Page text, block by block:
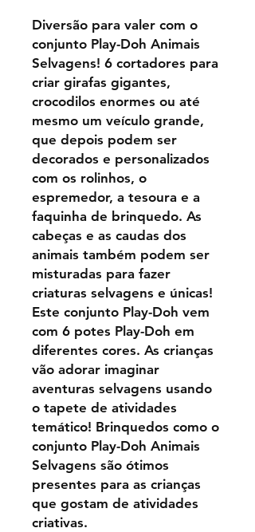
Diversão para valer com o
conjunto Play-Doh Animais
Selvagens! 6 cortadores para
criar girafas gigantes,
crocodilos enormes ou até
mesmo um veículo grande,
que depois podem ser
decorados e personalizados
com os rolinhos, o
espremedor, a tesoura e a
faquinha de brinquedo. As
cabeças e as caudas dos
animais também podem ser
misturadas para fazer
criaturas selvagens e únicas!
Este conjunto Play-Doh vem
com 6 potes Play-Doh em
diferentes cores. As crianças
vão adorar imaginar
aventuras selvagens usando
o tapete de atividades
temático! Brinquedos como o
conjunto Play-Doh Animais
Selvagens são ótimos
presentes para as crianças
que gostam de atividades
criativas.